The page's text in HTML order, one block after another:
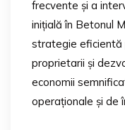
frecvente și a
inițială în Betonul
strategie eficientă
proprietarii și
economii
operaționale și de